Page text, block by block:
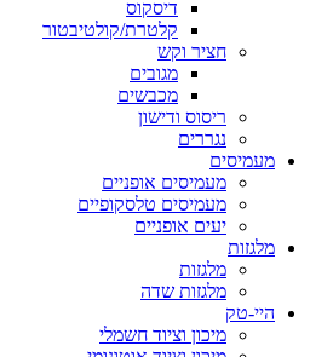
דיסקוס
קלטרת/קולטיבטור
חציר וקש
מגובים
מכבשים
ריסוס ודישון
נגררים
מעמיסים
מעמיסים אופניים
מעמיסים טלסקופיים
יעים אופניים
מלגזות
מלגזות
מלגזות שדה
היי-טק
מיכון וציוד חשמלי